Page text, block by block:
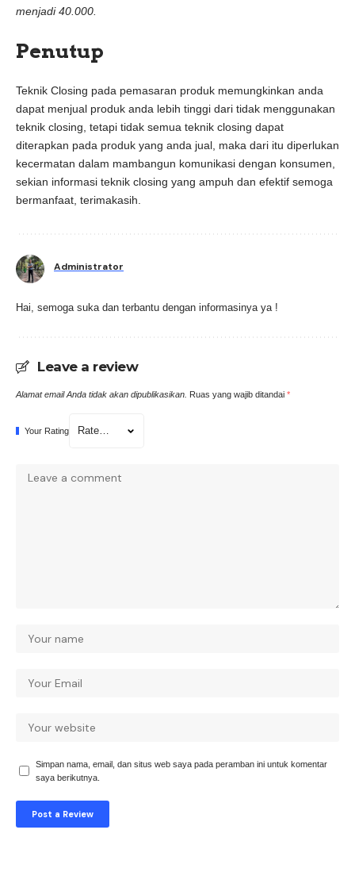
menjadi 40.000.
Penutup
Teknik Closing pada pemasaran produk memungkinkan anda
dapat menjual produk anda lebih tinggi dari tidak menggunakan
teknik closing, tetapi tidak semua teknik closing dapat
diterapkan pada produk yang anda jual, maka dari itu diperlukan
kecermatan dalam mambangun komunikasi dengan konsumen,
sekian informasi teknik closing yang ampuh dan efektif semoga
bermanfaat, terimakasih.
Administrator
Hai, semoga suka dan terbantu dengan informasinya ya !
Leave a review
Alamat email Anda tidak akan dipublikasikan. Ruas yang wajib ditandai *
Your Rating
Simpan nama, email, dan situs web saya pada peramban ini untuk komentar
saya berikutnya.